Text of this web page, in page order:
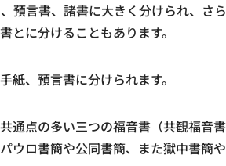
預言書、諸書に大きく分けられ、さ
とに分けることもあります。
紙、預言書に分けられます。
通点の多い三つの福音書（共観福音
ウロ書簡や公同書簡、また獄中書簡